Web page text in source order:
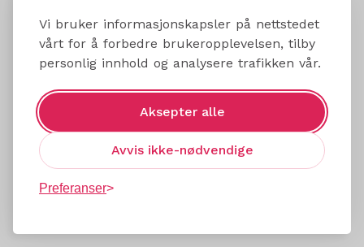
Vi bruker informasjonskapsler på nettstedet
vårt for å forbedre brukeropplevelsen, tilby
personlig innhold og analysere trafikken vår.
Aksepter alle
Avvis ikke-nødvendige
Preferanser